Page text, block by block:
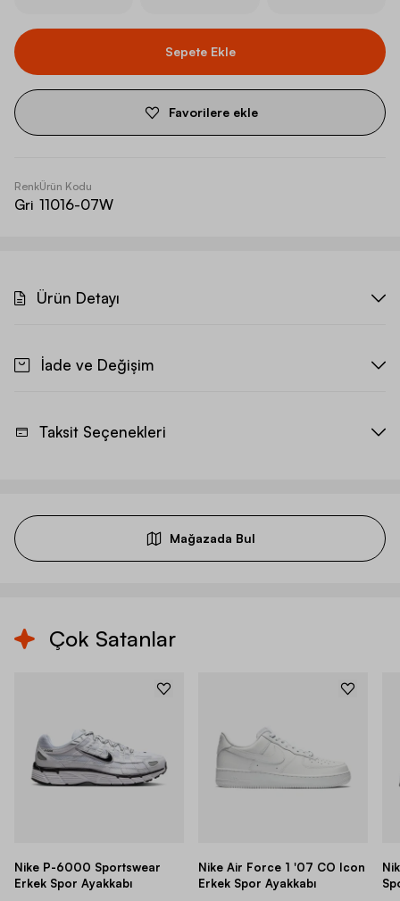
Sepete Ekle
Favorilere ekle
Renk
Gri
Ürün Kodu
11016-07W
Ürün Detayı
İade ve Değişim
Taksit Seçenekleri
Mağazada Bul
Çok Satanlar
Nike P-6000 Sportswear
Erkek Spor Ayakkabı
Nike Air Force 1 '07 CO Icon
Erkek Spor Ayakkabı